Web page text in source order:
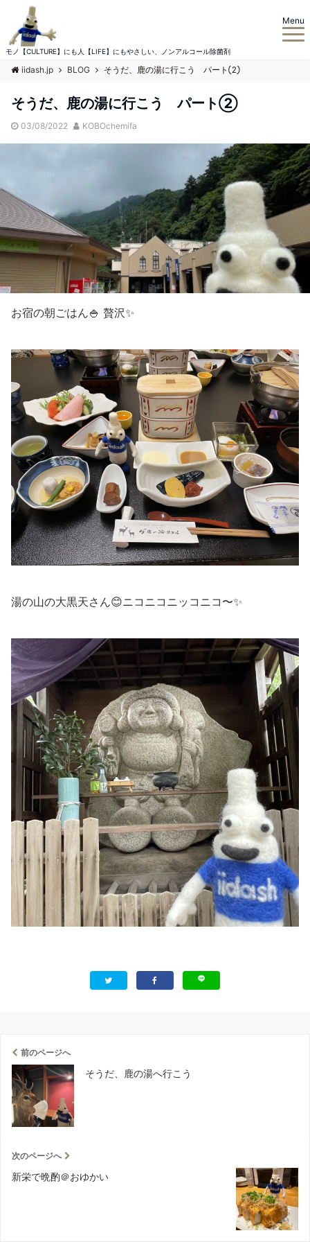
モノ【CULTURE】にも人【LIFE】にもやさしい、ノンアルコール除菌剤
Menu
iidash.jp BLOG そうだ、鹿の湯に行こう パート②
そうだ、鹿の湯に行こう パート②
03/08/2022 KOBOchemifa
お宿の朝ごはん🍚 贅沢✨
湯の山の大黒天さん😊ニコニコニッコニコ〜✨
前のページへ
そうだ、鹿の湯へ行こう
次のページへ
新栄で晩酌＠おゆかい